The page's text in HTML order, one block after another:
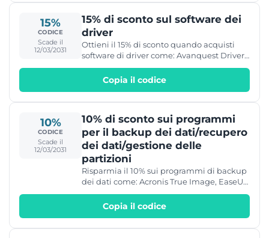
15%
CODICE
Scade il
12/03/2031
15% di sconto sul software dei
driver
Ottieni il 15% di sconto quando acquisti
software di driver come: Avanquest Driver
Genius, Avast Driver Updater e altri.
Copia il codice
10%
CODICE
Scade il
12/03/2031
10% di sconto sui programmi
per il backup dei dati/recupero
dei dati/gestione delle
partizioni
Risparmia il 10% sui programmi di backup
dei dati come: Acronis True Image, EaseUS
Data Recovery Wizard, Ashampoo Backup
e altri.Copia il codice